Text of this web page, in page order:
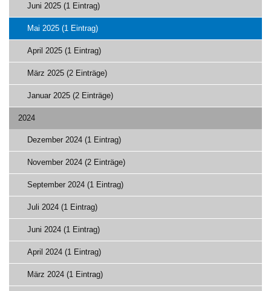
Juni 2025 (1 Eintrag)
Mai 2025 (1 Eintrag)
April 2025 (1 Eintrag)
März 2025 (2 Einträge)
Januar 2025 (2 Einträge)
2024
Dezember 2024 (1 Eintrag)
November 2024 (2 Einträge)
September 2024 (1 Eintrag)
Juli 2024 (1 Eintrag)
Juni 2024 (1 Eintrag)
April 2024 (1 Eintrag)
März 2024 (1 Eintrag)